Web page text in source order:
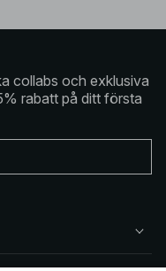
collabs och exklusiva
rabatt på ditt första